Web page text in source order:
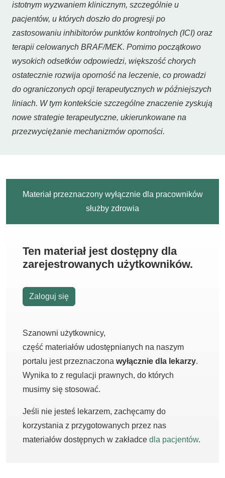
istotnym wyzwaniem klinicznym, szczególnie u
pacjentów, u których doszło do progresji po
zastosowaniu inhibitorów punktów kontrolnych (ICI) oraz
terapii celowanych BRAF/MEK. Pomimo początkowo
wysokich odsetków odpowiedzi, większość chorych
ostatecznie rozwija oporność na leczenie, co prowadzi
do ograniczonych opcji terapeutycznych w późniejszych
liniach. W tym kontekście szczególne znaczenie zyskują
nowe strategie terapeutyczne, ukierunkowane na
przezwyciężanie mechanizmów oporności.
Materiał przeznaczony wyłącznie dla pracowników
służby zdrowia
Ten materiał jest dostępny dla
zarejestrowanych użytkowników.
Zaloguj się
Szanowni użytkownicy,
część materiałów udostępnianych na naszym
portalu jest przeznaczona wyłącznie dla lekarzy.
Wynika to z regulacji prawnych, do których
musimy się stosować.
Jeśli nie jesteś lekarzem, zachęcamy do
korzystania z przygotowanych przez nas
materiałów dostępnych w zakładce dla pacjentów.